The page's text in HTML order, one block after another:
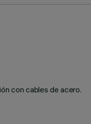
con cables de acero.